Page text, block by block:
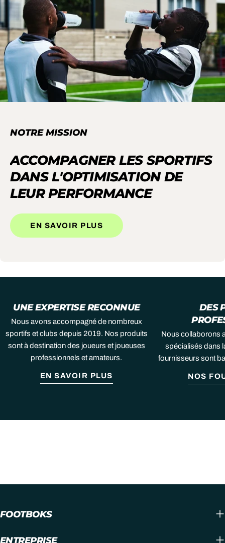
NOTRE MISSION
ACCOMPAGNER LES SPORTIFS
DANS L'OPTIMISATION DE
LEUR PERFORMANCE
EN SAVOIR PLUS
UNE EXPERTISE RECONNUE
Nous avons accompagné de nombreux
sportifs et clubs depuis 2019. Nos produits
sont à destination des joueurs et joueuses
professionnels et amateurs.
EN SAVOIR PLUS
DES
Nous collaborons
spécialisés dans
fournisseurs sont
NOS
FOOTBOKS
ENTREPRISE